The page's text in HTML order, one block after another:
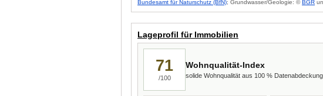
Bundesamt für Naturschutz (BfN); Grundwasser/Geologie: ©BGR
Lageprofil für Immobilien
71
/100
Wohnqualität-Index
solide Wohnqualität aus 100 % Datenabdeckung.